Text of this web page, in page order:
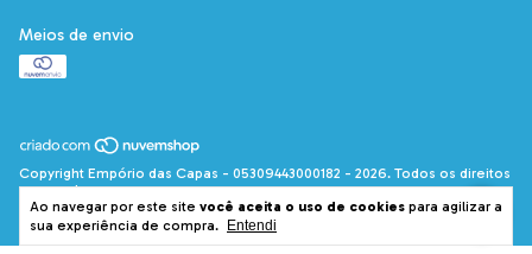
Ao navegar por este site você aceita o uso de cookies para agilizar a
sua experiência de compra.
Entendi
Meios de envio
Copyright Empório das Capas - 05309443000182 - 2026. Todos os direitos
reservados.